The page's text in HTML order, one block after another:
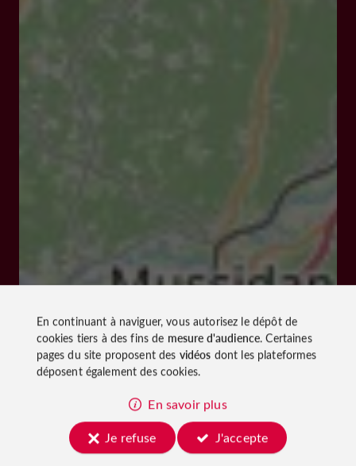
En continuant à naviguer, vous autorisez le dépôt de
cookies tiers à des fins de mesure d'audience. Certaines
pages du site proposent des vidéos dont les plateformes
déposent également des cookies.
En savoir plus
Je refuse
J'accepte